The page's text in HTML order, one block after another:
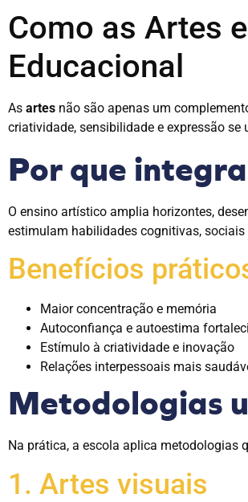
Como as Artes
Educacional
As artes não são apenas um
criatividade, sensibilidade e expressão
Por que
O ensino artístico amplia horizontes,
estimulam habilidades cognitivas,
Benefícios
Maior concentração e memória
Autoconfiança e autoestima
Estímulo à criatividade e inovação
Relações interpessoais mais
Metodologias
Na prática, a escola aplica metodologias
1. Artes visuais